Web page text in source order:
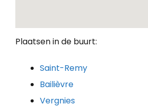
Plaatsen in de buurt:
Saint-Remy
Bailièvre
Vergnies